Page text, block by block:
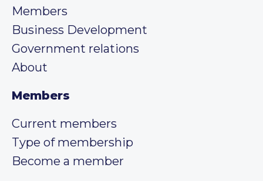
Members
Business Development
Government relations
About
Members
Current members
Type of membership
Become a member